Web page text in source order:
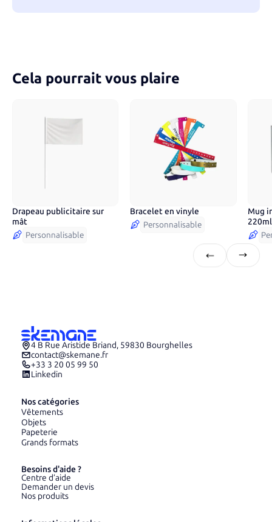
Cela pourrait vous plaire
Drapeau publicitaire sur
mât
Personnalisable
Bracelet en vinyle
Personnalisable
5
Mug
220ml
4 B Rue Aristide Briand, 59830 Bourghelles
contact@skemane.fr
+33 3 20 05 99 50
Linkedin
Nos catégories
Vêtements
Objets
Papeterie
Grands formats
Besoins d'aide ?
Centre d’aide
Demander un devis
Nos produits